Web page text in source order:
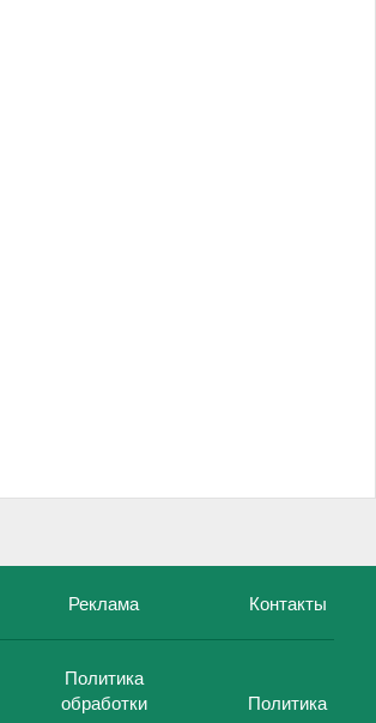
Реклама Контакты
Политика
обработки
Политика